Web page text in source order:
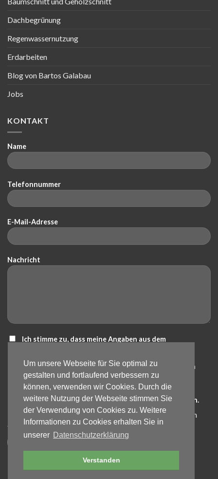
Um unsere Webseite für Sie optimal zu
gestalten und fortlaufend verbessern zu
können, verwenden wir Cookies. Durch die
weitere Nutzung der Webseite stimmen Sie
der Verwendung von Cookies zu. Weitere
Informationen zu Cookies erhalten Sie in
unserer Datenschutzerklärung
Verstanden
Dachbegrünung
Regenwassernutzung
Erdarbeiten
Blog von Bartos Galabau
Jobs
KONTAKT
Name
Telefonnummer
E-Mail-Adresse
Nachricht
Ich stimme zu, dass meine Angaben aus dem
erhoben und verarbeitet werden. Die Daten werden nach
abgeschlossener Bearbeitung der Anfrage gelöscht.
Hinweis: Die Einwilligung kann jederzeit für die Zukunft
per E-Mail an info@bartos-galabau.de widerrufen werden.
Detaillierte Informationen zum Umgang mit Nutzerdaten
finden Sie in unsererDatenschutzerklärung.